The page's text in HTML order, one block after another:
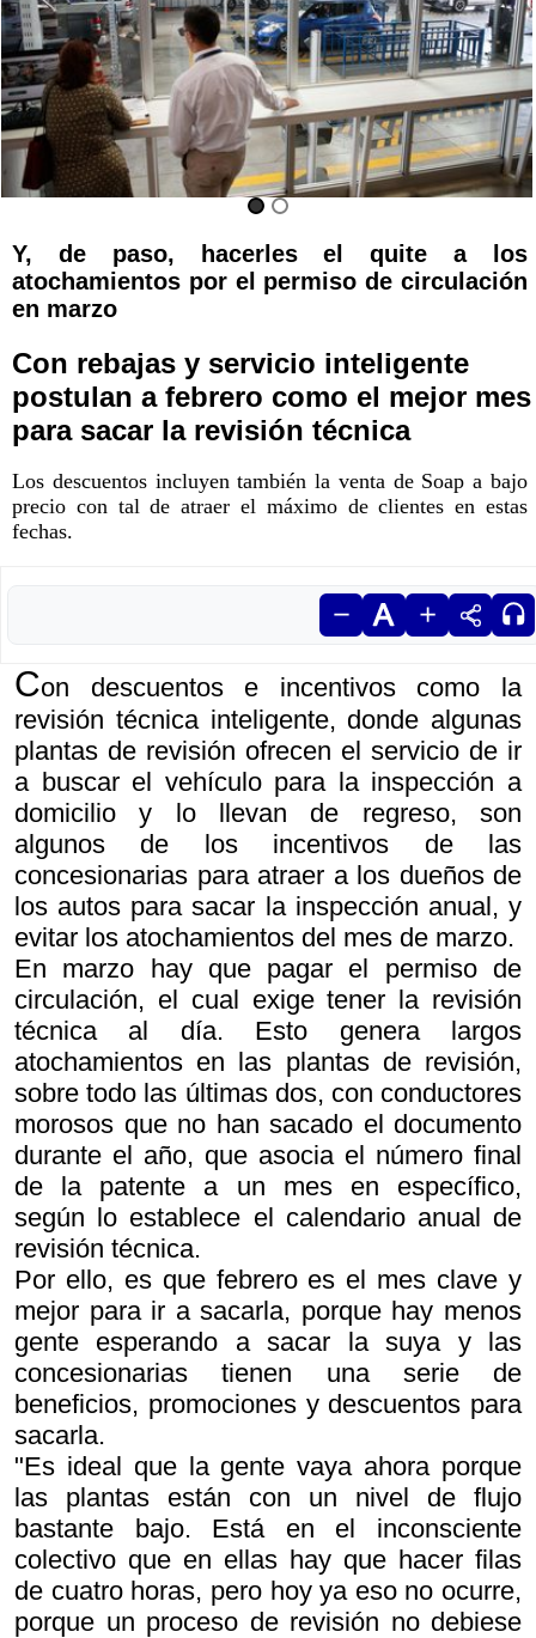
Y, de paso, hacerles el quite a los
atochamientos por el permiso de circulación
en marzo
Con rebajas y servicio inteligente
postulan a febrero como el mejor mes
para sacar la revisión técnica
Los descuentos incluyen también la venta de Soap a bajo
precio con tal de atraer el máximo de clientes en estas
fechas.
Con descuentos e incentivos como la
revisión técnica inteligente, donde algunas
plantas de revisión ofrecen el servicio de ir
a buscar el vehículo para la inspección a
domicilio y lo llevan de regreso, son
algunos de los incentivos de las
concesionarias para atraer a los dueños de
los autos para sacar la inspección anual, y
evitar los atochamientos del mes de marzo.
En marzo hay que pagar el permiso de
circulación, el cual exige tener la revisión
técnica al día. Esto genera largos
atochamientos en las plantas de revisión,
sobre todo las últimas dos, con conductores
morosos que no han sacado el documento
durante el año, que asocia el número final
de la patente a un mes en específico,
según lo establece el calendario anual de
revisión técnica.
Por ello, es que febrero es el mes clave y
mejor para ir a sacarla, porque hay menos
gente esperando a sacar la suya y las
concesionarias tienen una serie de
beneficios, promociones y descuentos para
sacarla.
"Es ideal que la gente vaya ahora porque
las plantas están con un nivel de flujo
bastante bajo. Está en el inconsciente
colectivo que en ellas hay que hacer filas
de cuatro horas, pero hoy ya eso no ocurre,
porque un proceso de revisión no debiese